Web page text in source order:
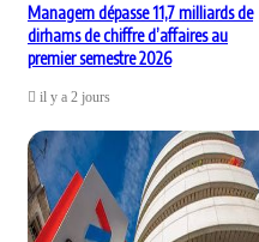
Managem dépasse 11,7 milliards de
dirhams de chiffre d’affaires au
premier semestre 2026
il y a 2 jours